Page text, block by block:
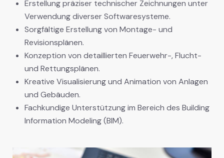
Erstellung präziser technischer Zeichnungen unter
Verwendung diverser Softwaresysteme.
Sorgfältige Erstellung von Montage- und
Revisionsplänen.
Konzeption von detaillierten Feuerwehr-, Flucht-
und Rettungsplänen.
Kreative Visualisierung und Animation von Anlagen
und Gebäuden.
Fachkundige Unterstützung im Bereich des Building
Information Modeling (BIM).